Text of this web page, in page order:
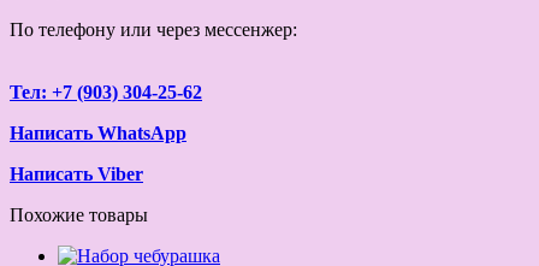
По телефону или через мессенжер:
Тел: +7 (903) 304-25-62
Написать WhatsApp
Написать Viber
Похожие товары